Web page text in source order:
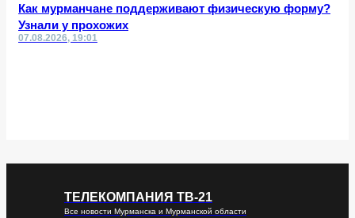
Как мурманчане поддерживают физическую форму?
Узнали у прохожих
07.08.2026, 19:01
ТЕЛЕКОМПАНИЯ ТВ-21
Все новости Мурманска и Мурманской области